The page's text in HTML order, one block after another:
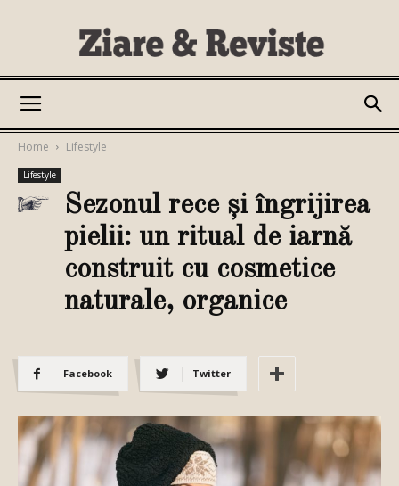
si
Reviste
Home Lifestyle
Lifestyle
Sezonul rece și îngrijirea
pielii: un ritual de iarnă
construit cu cosmetice
naturale, organice
Facebook Twitter